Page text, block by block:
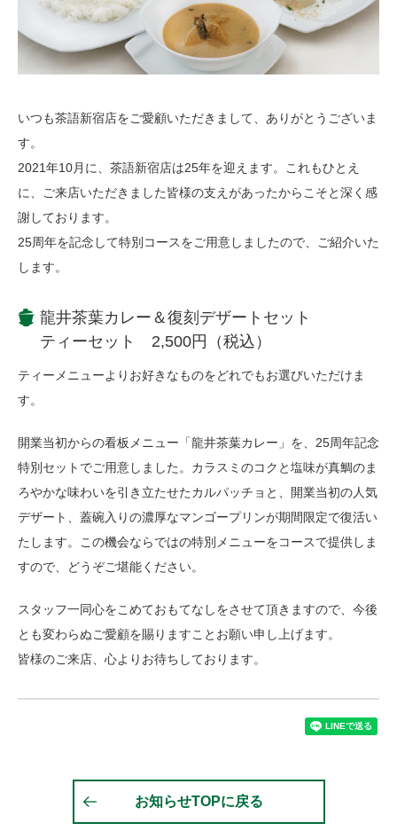
いつも茶語新宿店をご愛顧いただきまして、ありがとうございま
す。
2021年10月に、茶語新宿店は25年を迎えます。これもひとえ
に、ご来店いただきました皆様の支えがあったからこそと深く感
謝しております。
25周年を記念して特別コースをご用意しましたので、ご紹介いた
します。
龍井茶葉カレー＆復刻デザートセット
ティーセット 2,500円（税込）
ティーメニューよりお好きなものをどれでもお選びいただけま
す。
開業当初からの看板メニュー「龍井茶葉カレー」を、25周年記念
特別セットでご用意しました。カラスミのコクと塩味が真鯛のま
ろやかな味わいを引き立たせたカルパッチョと、開業当初の人気
デザート、蓋碗入りの濃厚なマンゴープリンが期間限定で復活い
たします。この機会ならではの特別メニューをコースで提供しま
すので、どうぞご堪能ください。
スタッフ一同心をこめておもてなしをさせて頂きますので、今後
とも変わらぬご愛顧を賜りますことお願い申し上げます。
皆様のご来店、心よりお待ちしております。
お知らせTOPに戻る